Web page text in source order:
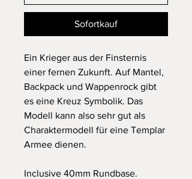
Sofortkauf
Ein Krieger aus der Finsternis
einer fernen Zukunft. Auf Mantel,
Backpack und Wappenrock gibt
es eine Kreuz Symbolik. Das
Modell kann also sehr gut als
Charaktermodell für eine Templar
Armee dienen.
Inclusive 40mm Rundbase.